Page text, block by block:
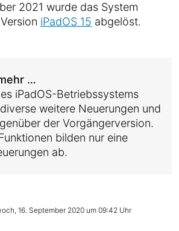
2021 wurde das System
iPadOS 15 abgelöst.
…
iPadOS-Betriebssystems
weitere Neuerungen und
der Vorgängerversion.
bilden nur eine
ab.
16. September 2020 um 09:42 Uhr